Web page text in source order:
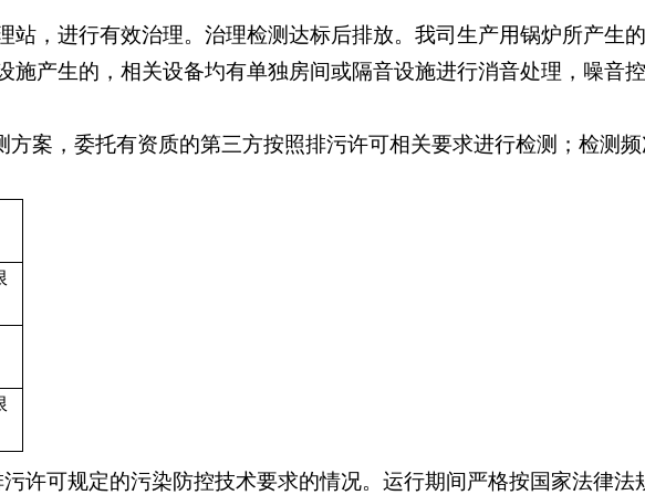
，进行有效治理。治理检测达标后排放。我司生产用锅炉所产生
产生的，相关设备圴有单独房间或隔音设施进行消音处理，噪音
案，委托有资质的第三方按照排污许可相关要求进行检测；检测
许可规定的污染防控技术要求的情况。运行期间严格按国家法律法